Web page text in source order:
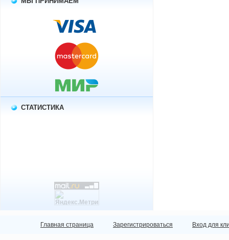
СТАТИСТИКА
Главная страница Зарегистрироваться Вход для